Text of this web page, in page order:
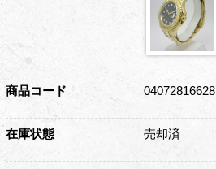
商品コード 04072816628
在庫状態 売却済